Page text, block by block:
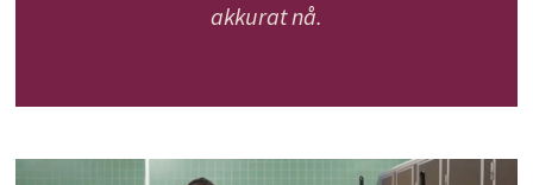
akkurat nå.